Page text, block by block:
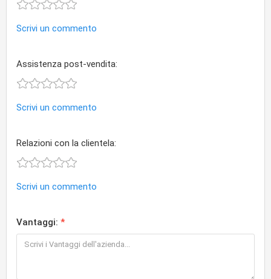
Scrivi un commento
Assistenza post-vendita:
Scrivi un commento
Relazioni con la clientela:
Scrivi un commento
Vantaggi: